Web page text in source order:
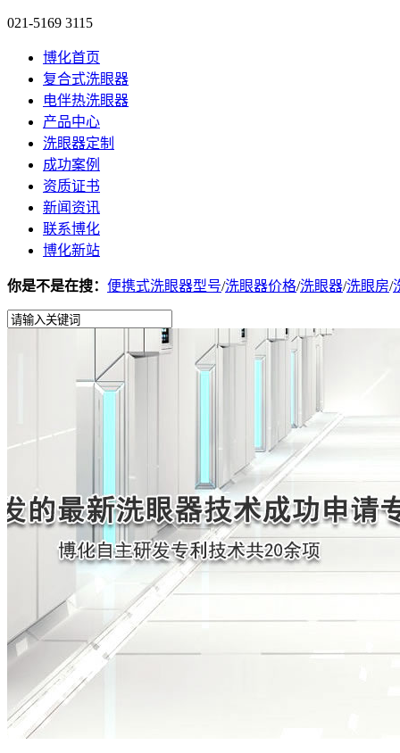
021-5169 3115
博化首页
复合式洗眼器
电伴热洗眼器
产品中心
洗眼器定制
成功案例
资质证书
新闻资讯
联系博化
博化新站
你是不是在搜： 便携式洗眼器型号/洗眼器价格/洗眼器/洗眼房/